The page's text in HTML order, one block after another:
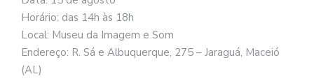
Horário: das 14h às 18h
Local: Museu da Imagem e Som
Endereço: R. Sá e Albuquerque, 275 – Jaraguá, Maceió
(AL)